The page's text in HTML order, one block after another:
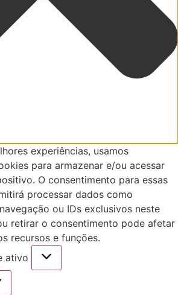
experiências, usamos
para armazenar e/ou acessar
O consentimento para essas
processar dados como
ou IDs exclusivos neste
retirar o consentimento pode afetar
recursos e funções.
ativo